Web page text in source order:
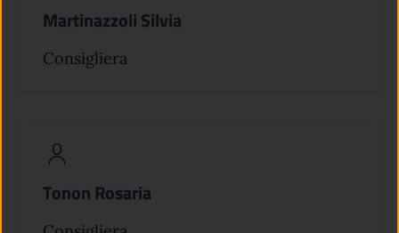
Martinazzoli Silvia
Consigliera
Tonon Rosaria